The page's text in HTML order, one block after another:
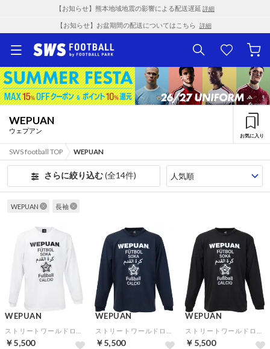
【お知らせ】熊本地域地震の影響による配送遅延 詳細
【お知らせ】お盆期間の配送についてはこちら 詳細
WEPUAN
ウェプアン
お気に入り
SWS football TOP WEPUAN
さらに絞り込む(全14件)
WEPUAN 長袖
WEPUAN
￥5,500
WEPUAN
￥5,500
WEPUAN
￥5,500